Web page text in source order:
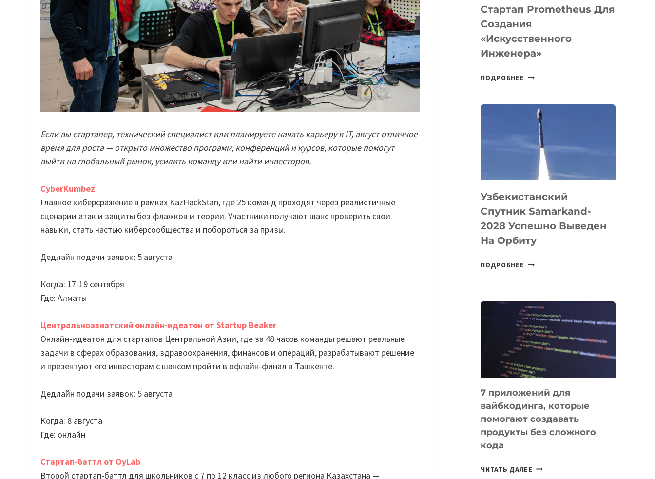
Если вы стартапер, технический специалист или планируете начать карьеру в IT, август отличное
время для роста — открыто множество программ, конференций и курсов, которые помогут
выйти на глобальный рынок, усилить команду или найти инвесторов.
CyberKumbez
Главное киберсражение в рамках KazHackStan, где 25 команд проходят через реалистичные
сценарии атак и защиты без флажков и теории. Участники получают шанс проверить свои
навыки, стать частью киберсообщества и побороться за призы.
Дедлайн подачи заявок: 5 августа
Когда: 17-19 сентября
Где: Алматы
Центральноазиатский онлайн-идеатон от Startup Beaker
Онлайн-идеатон для стартапов Центральной Азии, где за 48 часов команды решают реальные
задачи в сферах образования, здравоохранения, финансов и операций, разрабатывают решение
и презентуют его инвесторам с шансом пройти в офлайн-финал в Ташкенте.
Дедлайн подачи заявок: 5 августа
Когда: 8 августа
Где: онлайн
Стартап-баттл от OyLab
Второй стартап-баттл для школьников с 7 по 12 класс из любого региона Казахстана —
LINUX
Стартап Prometheus Для
Создания
«искусственного
Инженера»
ПОДРОБНЕЕ ДЖЕФФ
СТАРТАП
PROMETHEUS
ДЛЯ
СОЗДАНИЯ
«ИСКУССТВЕННОГО
ИНЖЕНЕРА»
Узбекистанский
Спутник Samarkand-
2028 Успешно Выведен
На Орбиту
ПОДРОБНЕЕ УЗБЕКИСТАНСКИЙ
УСПЕШНО
ВЫВЕДЕН
НА
ОРБИТУ
7 приложений для
вайбкодинга, которые
помогают создавать
продукты без сложного
кода
ЧИТАТЬ ДАЛЕЕ 7